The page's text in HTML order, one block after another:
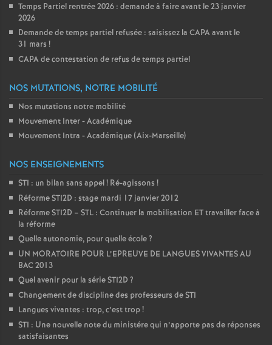
Temps Partiel rentrée 2026 : demande à faire avant le 23 janvier
2026
Demande de temps partiel refusée : saisissez la CAPA avant le
31 mars !
CAPA de contestation de refus de temps partiel
NOS MUTATIONS, NOTRE MOBILITÉ
Nos mutations notre mobilité
Mouvement Inter - Académique
Mouvement Intra - Académique (Aix-Marseille)
NOS ENSEIGNEMENTS
STI : un bilan sans appel! Ré-agissons !
Réforme STI2D : stage mardi 17 janvier 2012
Réforme STI2D – STL : Continuer la mobilisation ET travailler face à
la réforme
Quelle autonomie, pour quelle école?
UN MORATOIRE POUR L’EPREUVE DE LANGUES VIVANTES AU
BAC 2013
Quel avenir pour la série STI2D ?
Changement de discipline des professeurs de STI
Langues vivantes : trop, c’est trop!
STI : Une nouvelle note du ministére qui n’apporte pas de réponses
satisfaisantes